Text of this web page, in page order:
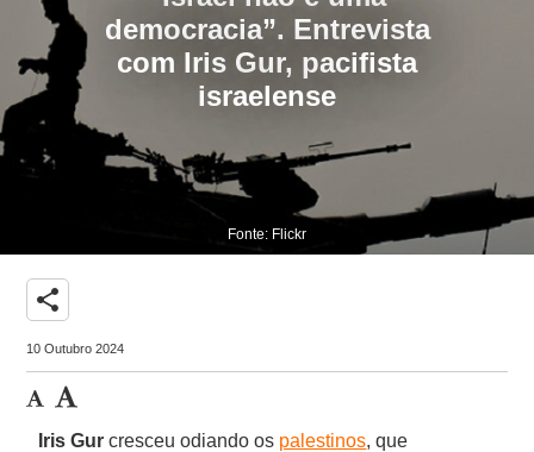
democracia”. Entrevista
com Iris Gur, pacifista
israelense
Fonte: Flickr
share
10 Outubro 2024
Iris Gur cresceu odiando os palestinos, que